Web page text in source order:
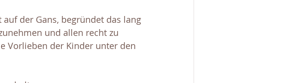
der Gans, begründet das lang
und allen recht zu
Vorlieben der Kinder unter den